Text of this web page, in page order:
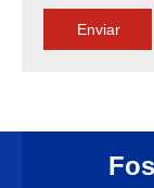
Enviar